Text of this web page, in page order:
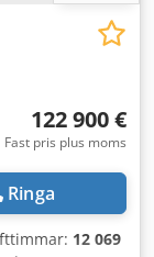
122 900 €
Fast pris plus moms
Ringa
12 069